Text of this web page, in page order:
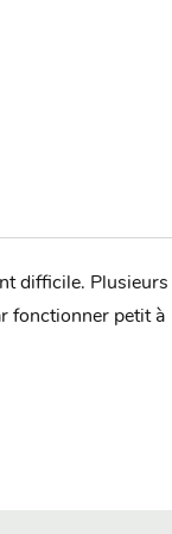
difficile. Plusieurs
fonctionner petit à